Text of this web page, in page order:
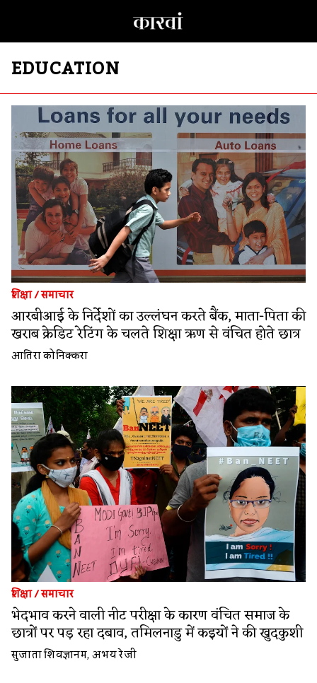
EDUCATION
शिक्षा/समाचार
आरबीआई के निर्देशों का उल्लंघन करते बैंक, माता-पिता की
खराब क्रेडिट रेटिंग के चलते शिक्षा ऋण से वंचित होते छात्र
आतिरा कोनिक्करा
शिक्षा/समाचार
भेदभाव करने वाली नीट परीक्षा के कारण वंचित समाज के
छात्रों पर पड़ रहा दबाव, तमिलनाडु में कइयों ने की खुदकुशी
सुजाता शिवज्ञानम,अभय रेजी